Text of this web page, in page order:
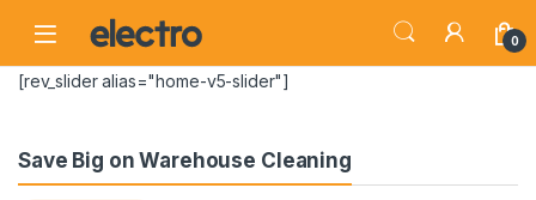
0
[rev_slider alias="home-v5-slider"]
Save Big on Warehouse Cleaning